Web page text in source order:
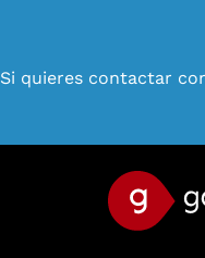
Si quieres contactar